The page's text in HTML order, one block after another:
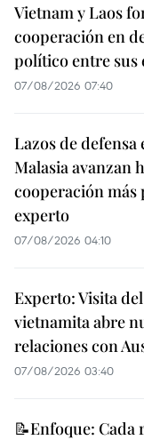
Vietnam y Laos
cooperación en
político entre sus
07/08/2026 07:40
Lazos de
Malasia avanzan
cooperación más
experto
07/08/2026 04:10
Experto: Visita
vietnamita abre
relaciones con
07/08/2026 03:40
📝Enfoque: